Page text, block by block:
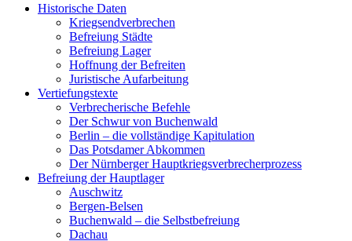
Historische Daten
Kriegsendverbrechen
Befreiung Städte
Befreiung Lager
Hoffnung der Befreiten
Juristische Aufarbeitung
Vertiefungstexte
Verbrecherische Befehle
Der Schwur von Buchenwald
Berlin – die vollständige Kapitulation
Das Potsdamer Abkommen
Der Nürnberger Hauptkriegsverbrecherprozess
Befreiung der Hauptlager
Auschwitz
Bergen-Belsen
Buchenwald – die Selbstbefreiung
Dachau